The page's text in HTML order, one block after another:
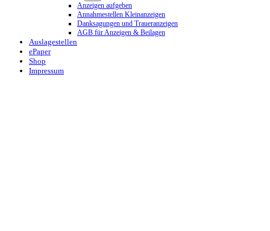
Anzeigen aufgeben
Annahmestellen Kleinanzeigen
Danksagungen und Traueranzeigen
AGB für Anzeigen & Beilagen
Auslagestellen
ePaper
Shop
Impressum